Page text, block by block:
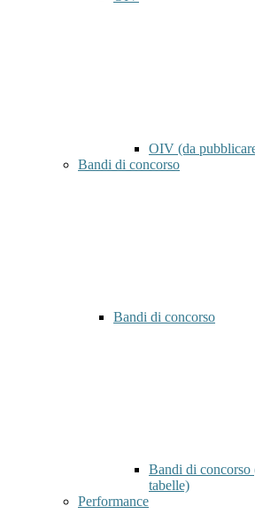
OIV (da
Bandi di concorso
Bandi di concorso
Bandi di concorso
tabelle)
Performance